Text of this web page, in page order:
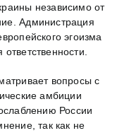
независимо от
Администрация
эгоизма
вопросы с
амбиции
России
так как не